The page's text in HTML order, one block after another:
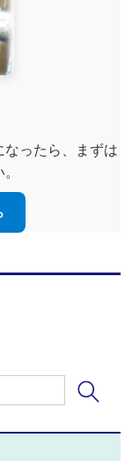
なったら、まずは